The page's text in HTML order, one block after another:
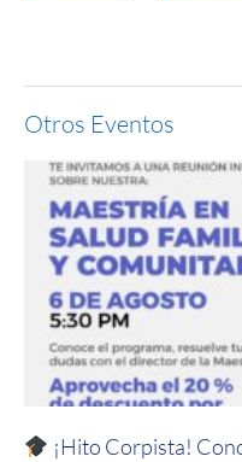
Otros Eventos
¡Hito Corpista!